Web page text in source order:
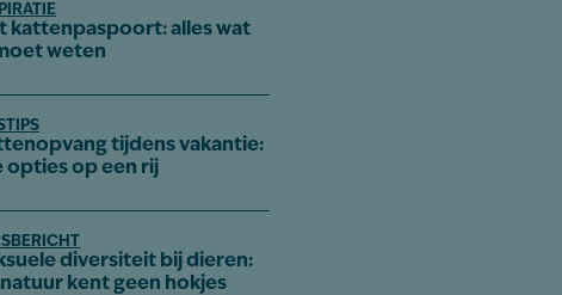
kattenpaspoort: alles wat
weten
tijdens vakantie:
opties op een rij
diversiteit bij dieren:
kent geen hokjes